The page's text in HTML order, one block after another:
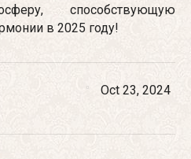
способствующую
в 2025 году!
Oct 23, 2024